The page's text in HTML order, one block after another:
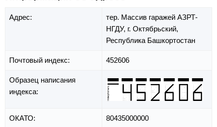
Адрес:
тер. Массив гаражей АЗРТ-
НГДУ, г. Октябрьский,
Республика Башкортостан
Почтовый индекс: 452606
Образец написания
индекса:
ОКАТО: 80435000000